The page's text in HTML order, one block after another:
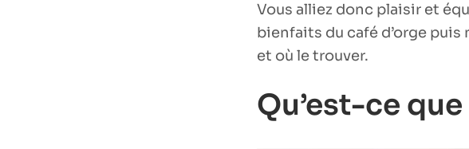
Vous alliez donc plaisir et
bienfaits du café d’orge
et où le trouver.
Qu’est-ce que